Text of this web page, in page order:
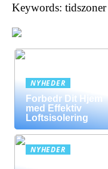
Keywords:
NYHEDER
Forbedr Dit Hjem
med Effektiv
Loftsisolering
NYHEDER